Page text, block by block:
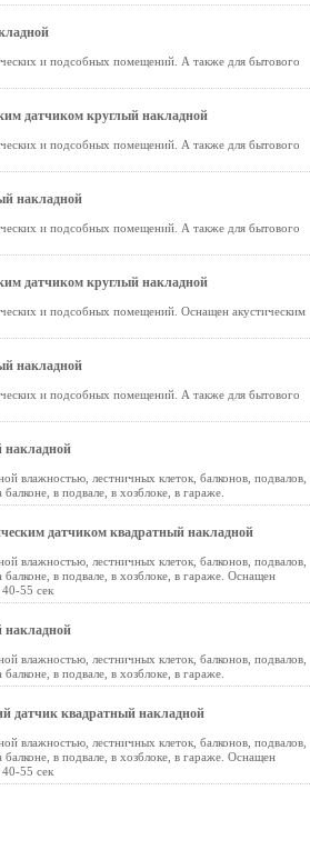
и подсобных помещений. А также для бытового
датчиком круглый накладной
и подсобных помещений. А также для бытового
накладной
и подсобных помещений. А также для бытового
датчиком круглый накладной
и подсобных помещений. Оснащен акустическим
накладной
и подсобных помещений. А также для бытового
накладной
влажностью, лестничных клеток, балконов, подвалов,
в подвале, в хозблоке, в гараже.
датчиком квадратный накладной
влажностью, лестничных клеток, балконов, подвалов,
в подвале, в хозблоке, в гараже. Оснащен
55 сек
накладной
влажностью, лестничных клеток, балконов, подвалов,
в подвале, в хозблоке, в гараже.
датчик квадратный накладной
влажностью, лестничных клеток, балконов, подвалов,
в подвале, в хозблоке, в гараже. Оснащен
55 сек